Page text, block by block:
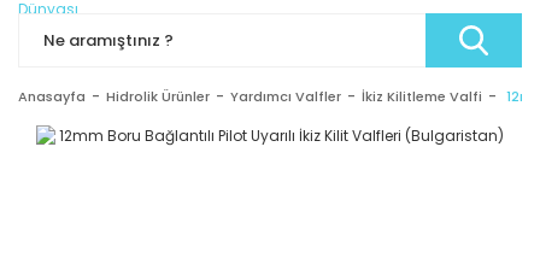
Anasayfa Hidrolik Ürünler Yardımcı Valfler İkiz Kilitleme Valfi